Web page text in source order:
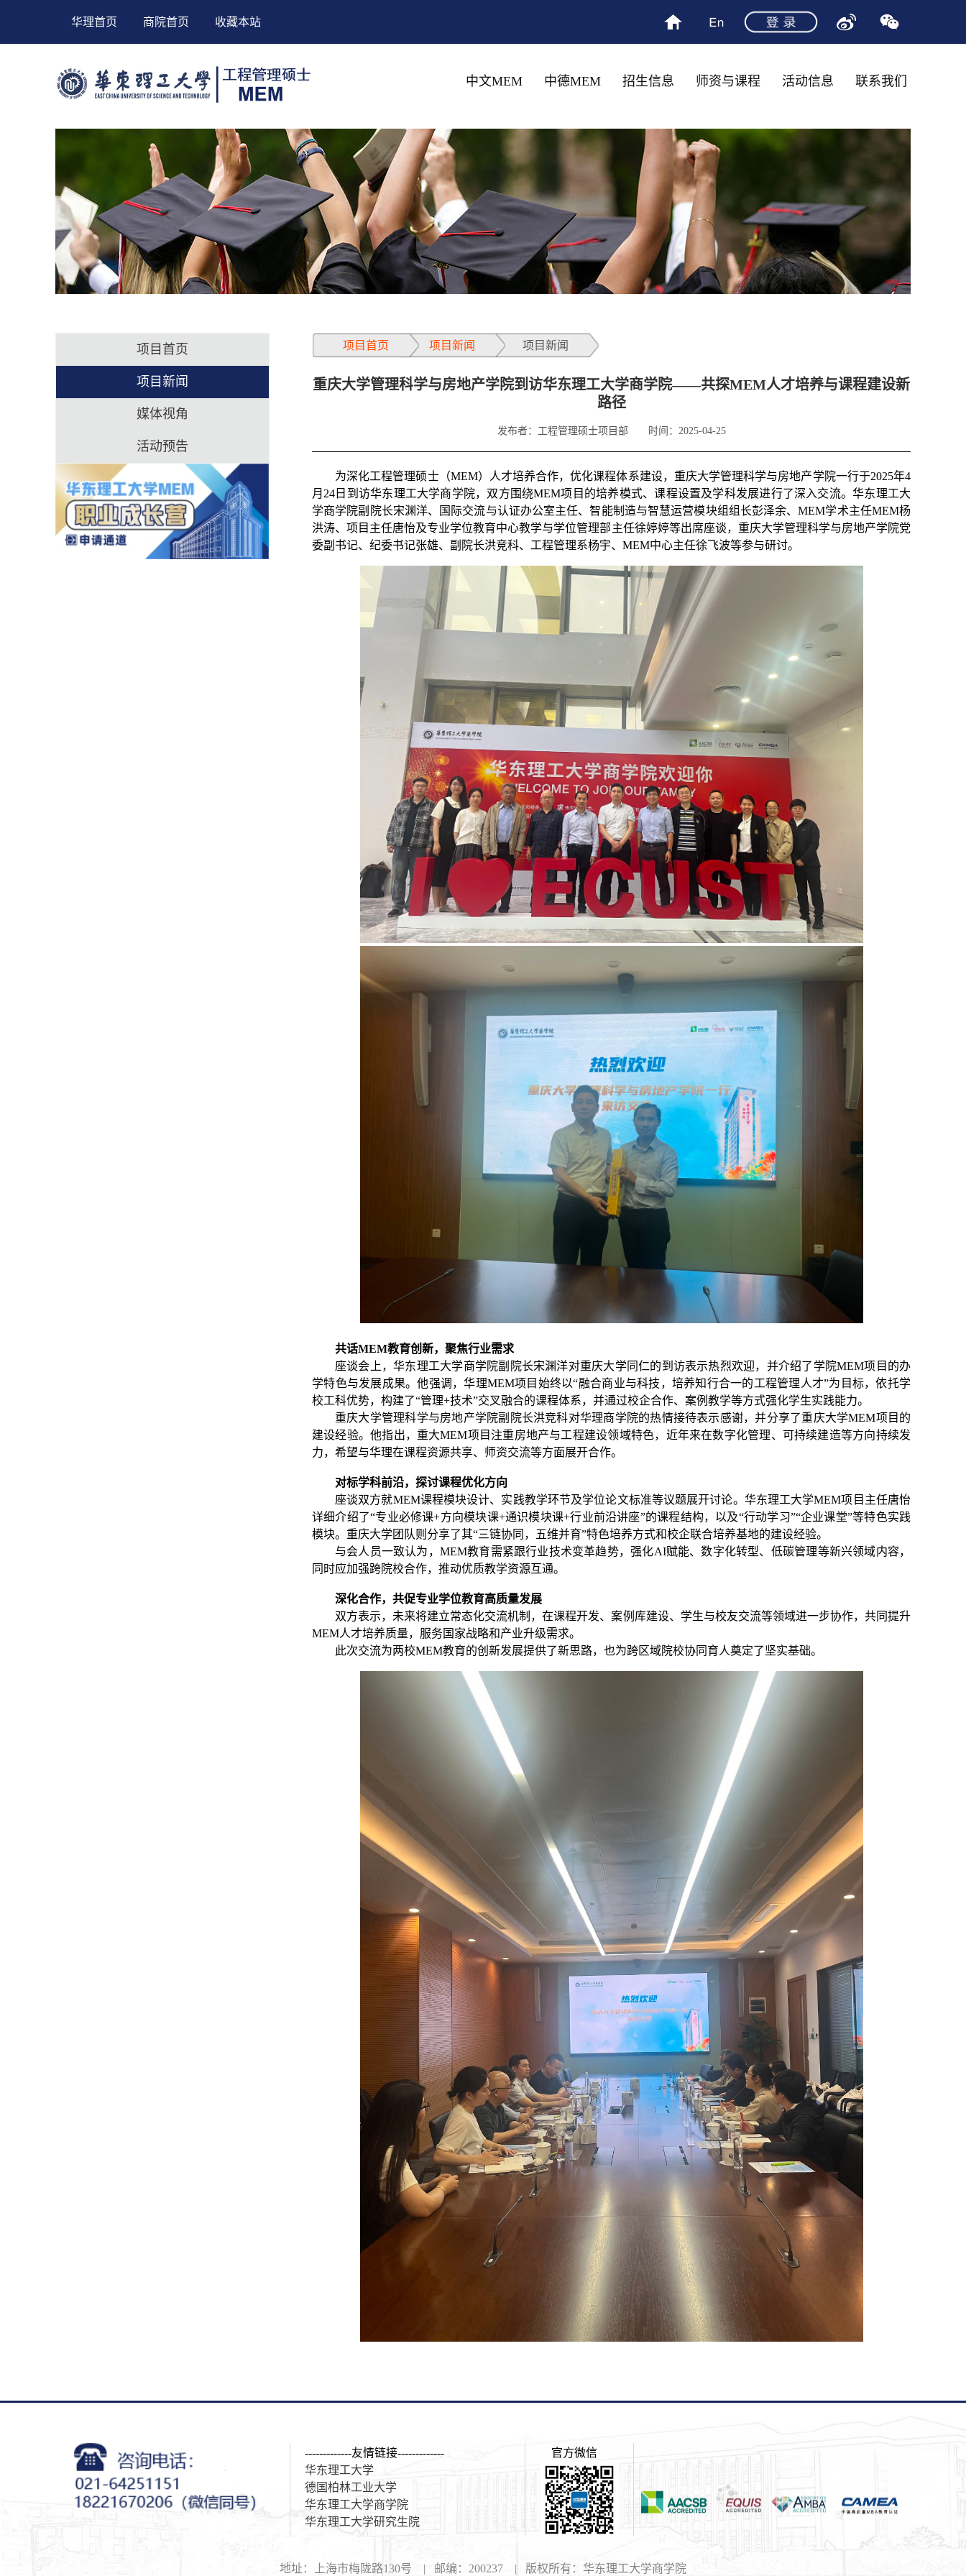
华理首页 商院首页 收藏本站
中文MEM 中德MEM 招生信息 师资与课程 活动信息 联系我们
项目首页
项目新闻
媒体视角
活动预告
项目首页 项目新闻 项目新闻
重庆大学管理科学与房地产学院到访华东理工大学商学院——共探MEM人才培养与课程建设新
路径
发布者：工程管理硕士项目部 时间：2025-04-25
为深化工程管理硕士（MEM）人才培养合作，优化课程体系建设，重庆大学管理科学与房地产学院一行于2025年4
月24日到访华东理工大学商学院，双方围绕MEM项目的培养模式、课程设置及学科发展进行了深入交流。华东理工大
学商学院副院长宋渊洋、国际交流与认证办公室主任、智能制造与智慧运营模块组组长彭泽余、MEM学术主任MEM杨
洪涛、项目主任唐怡及专业学位教育中心教学与学位管理部主任徐婷婷等出席座谈，重庆大学管理科学与房地产学院党
委副书记、纪委书记张雄、副院长洪竞科、工程管理系杨宇、MEM中心主任徐飞波等参与研讨。
共话MEM教育创新，聚焦行业需求
座谈会上，华东理工大学商学院副院长宋渊洋对重庆大学同仁的到访表示热烈欢迎，并介绍了学院MEM项目的办
学特色与发展成果。他强调，华理MEM项目始终以“融合商业与科技，培养知行合一的工程管理人才”为目标，依托学
校工科优势，构建了“管理+技术”交叉融合的课程体系，并通过校企合作、案例教学等方式强化学生实践能力。
重庆大学管理科学与房地产学院副院长洪竞科对华理商学院的热情接待表示感谢，并分享了重庆大学MEM项目的
建设经验。他指出，重大MEM项目注重房地产与工程建设领域特色，近年来在数字化管理、可持续建造等方向持续发
力，希望与华理在课程资源共享、师资交流等方面展开合作。
对标学科前沿，探讨课程优化方向
座谈双方就MEM课程模块设计、实践教学环节及学位论文标准等议题展开讨论。华东理工大学MEM项目主任唐怡
详细介绍了“专业必修课+方向模块课+通识模块课+行业前沿讲座”的课程结构，以及“行动学习”“企业课堂”等特色实践
模块。重庆大学团队则分享了其“三链协同，五维并育”特色培养方式和校企联合培养基地的建设经验。
与会人员一致认为，MEM教育需紧跟行业技术变革趋势，强化AI赋能、数字化转型、低碳管理等新兴领域内容，
同时应加强跨院校合作，推动优质教学资源互通。
深化合作，共促专业学位教育高质量发展
双方表示，未来将建立常态化交流机制，在课程开发、案例库建设、学生与校友交流等领域进一步协作，共同提升
MEM人才培养质量，服务国家战略和产业升级需求。
此次交流为两校MEM教育的创新发展提供了新思路，也为跨区域院校协同育人奠定了坚实基础。
-------------友情链接-------------
华东理工大学
德国柏林工业大学
华东理工大学商学院
华东理工大学研究生院
官方微信
地址：上海市梅陇路130号 | 邮编：200237 | 版权所有：华东理工大学商学院